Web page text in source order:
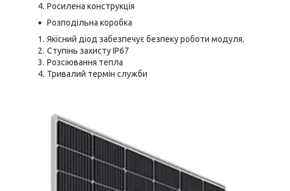
Росилена конструкція
Розподільна коробка
Якісний діод забезпечує безпеку роботи модуля.
Ступінь захисту IP67
Розсіювання тепла
Тривалий термін служби